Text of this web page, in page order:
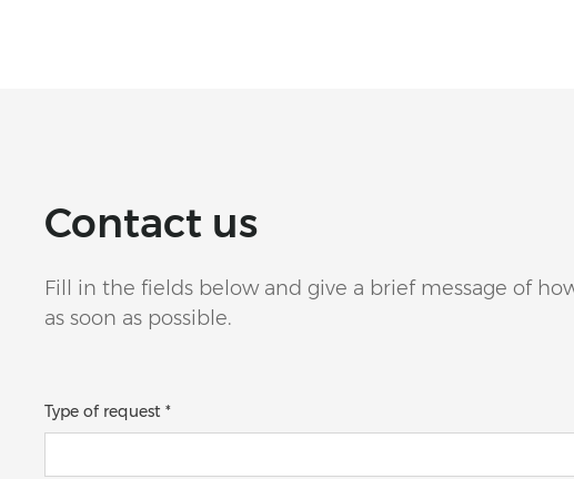
Contact us
Fill in the fields below and give a brief message of
as soon as possible.
Type of request *